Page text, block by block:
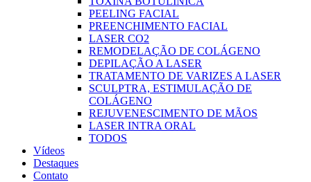
PEELING FACIAL
PREENCHIMENTO FACIAL
LASER CO2
REMODELAÇÃO DE COLÁGENO
DEPILAÇÃO A LASER
TRATAMENTO DE VARIZES A LASER
SCULPTRA, ESTIMULAÇÃO DE
COLÁGENO
REJUVENESCIMENTO DE MÃOS
LASER INTRA ORAL
TODOS
Vídeos
Destaques
Contato